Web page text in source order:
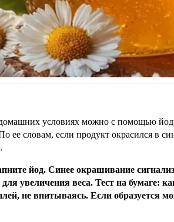
условиях можно с помощью
словам, если продукт окрасился в
йод. Синее окрашивание
для увеличения веса. Тест на бумаге:
не впитываясь. Если образуется